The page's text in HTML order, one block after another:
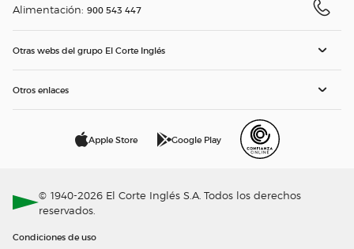
Alimentación: 900 543 447
Otras webs del grupo El Corte Inglés
Otros enlaces
Apple Store Google Play
© 1940-2026 El Corte Inglés S.A. Todos los derechos
reservados.
Condiciones de uso